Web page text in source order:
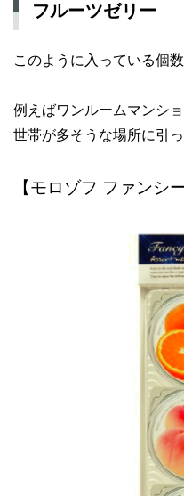
フルーツゼリー
このように入っている個
例えばワンルームマンシ
世帯が多そうな場所に引
【モロゾフ ファンシ